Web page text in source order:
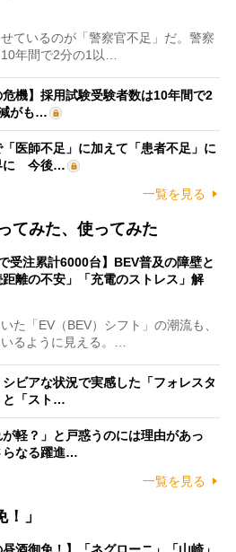
ているのが「警察官不足」だ。警察
年間で2分の1以…
危機】採用試験受験者数は10年間で2
がも…
「医師不足」に加えて「患者不足」に
に 今後…
一覧を見る
てみた、使ってみた
受注累計6000台】BEV普及の障壁と
離の不安」「充電のストレス」解
た「EV（BEV）シフト」の潮流も、
るように見える。…
シビアな状況で実感した「フォレスタ
「スト…
軽？」と戸惑うのには理由があっ
なる躍進…
一覧を見る
」
昼酒御免！】「ネグローニ」「山崎」